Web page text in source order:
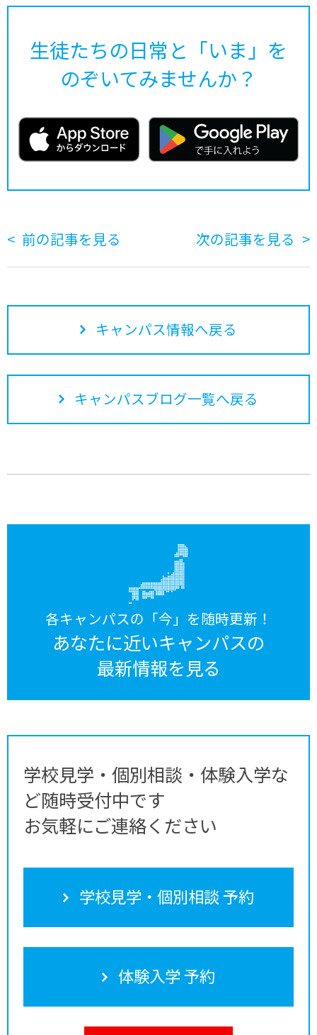
生徒たちの日常と「いま」を
のぞいてみませんか？
前の記事を見る 次の記事を見る
キャンパス情報へ戻る
キャンパスブログ一覧へ戻る
各キャンパスの「今」を随時更新！
あなたに近いキャンパスの
最新情報を見る
学校見学・個別相談・体験入学な
ど随時受付中です
お気軽にご連絡ください
学校見学・個別相談 予約
体験入学 予約